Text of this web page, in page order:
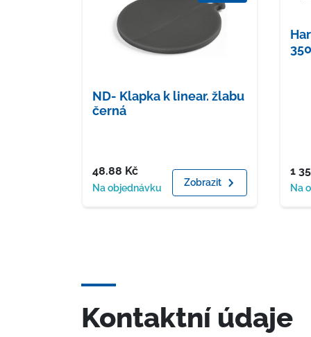
ND- Klapka k linear. žlabu
černá
Cena
48.88 Kč
Dostupnost
Na objednávku Zobrazit
1
Na
Kontaktní údaje